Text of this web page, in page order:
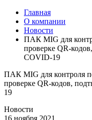
Главная
О компании
Новости
ПАК MIG для
проверке QR-
COVID-19
ПАК MIG для контроля
проверке QR-кодов,
19
Новости
16 ноября 2021